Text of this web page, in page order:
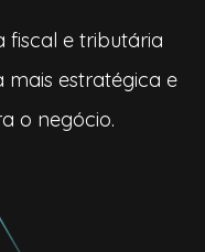
fiscal e tributária
mais estratégica e
o negócio.